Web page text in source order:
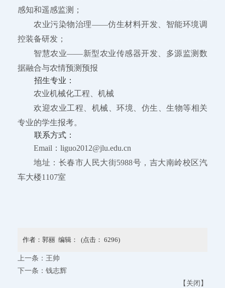
感知和遥感监测；
农业污染物治理——仿生材料开发、智能环境调
控装备研发；
智慧农业——新型农业传感器开发、多源监测数
据融合与农情预测预报
招生专业：
农业机械化工程、机械
欢迎农业工程、机械、环境、仿生、生物等相关
专业的学生报考。
联系方式：
Email：liguo2012@jlu.edu.cn
地址：长春市人民大街5988号，吉大南岭校区汽
车大楼1107室
作者：郭丽 编辑： (点击： 6296)
上一条： 王帅
下一条： 钱志辉
【 关闭 】